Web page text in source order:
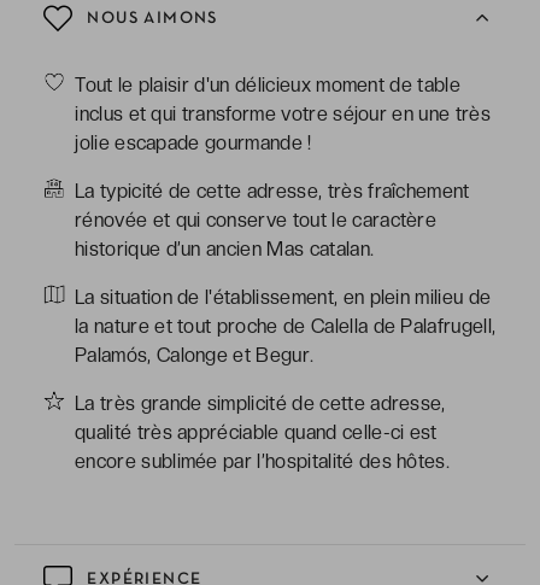
NOUS AIMONS
Tout le plaisir d'un délicieux moment de table
inclus et qui transforme votre séjour en une très
jolie escapade gourmande !
La typicité de cette adresse, très fraîchement
rénovée et qui conserve tout le caractère
historique d’un ancien Mas catalan.
La situation de l'établissement, en plein milieu de
la nature et tout proche de Calella de Palafrugell,
Palamós, Calonge et Begur.
La très grande simplicité de cette adresse,
qualité très appréciable quand celle-ci est
encore sublimée par l’hospitalité des hôtes.
EXPÉRIENCE